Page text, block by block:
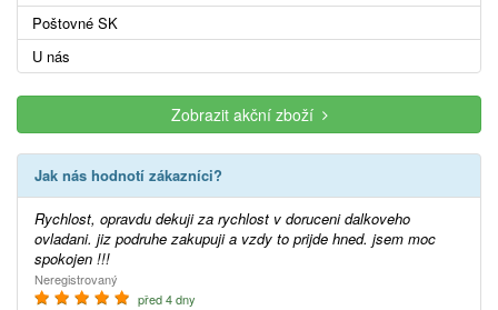
Poštovné SK
U nás
Zobrazit akční zboží
Jak nás hodnotí zákazníci?
Rychlost, opravdu dekuji za rychlost v doruceni dalkoveho
ovladani. jiz podruhe zakupuji a vzdy to prijde hned. jsem moc
spokojen !!!
Neregistrovaný
před 4 dny